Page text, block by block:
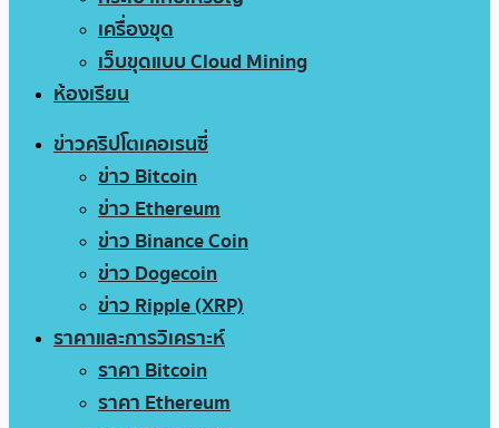
เครื่องขุด
เว็บขุดแบบ Cloud Mining
ห้องเรียน
ข่าวคริปโตเคอเรนซี่
ข่าว Bitcoin
ข่าว Ethereum
ข่าว Binance Coin
ข่าว Dogecoin
ข่าว Ripple (XRP)
ราคาและการวิเคราะห์
ราคา Bitcoin
ราคา Ethereum